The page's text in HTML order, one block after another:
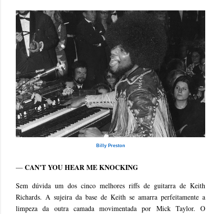
Billy Preston
— CAN'T YOU HEAR ME KNOCKING
Sem dúvida um dos cinco melhores riffs de guitarra de Keith
Richards. A sujeira da base de Keith se amarra perfeitamente a
limpeza da outra camada movimentada por Mick Taylor. O